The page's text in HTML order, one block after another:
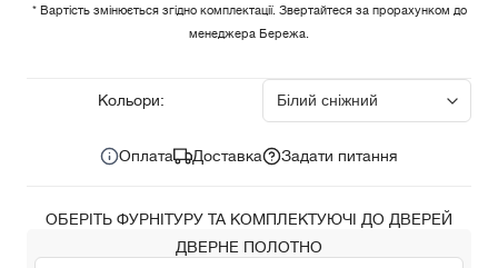
* Вартість змінюється згідно комплектації. Звертайтеся за прорахунком до
менеджера Бережа.
Кольори:
Оплата Доставка Задати питання
ОБЕРІТЬ ФУРНІТУРУ ТА КОМПЛЕКТУЮЧІ ДО ДВЕРЕЙ
ДВЕРНЕ ПОЛОТНО